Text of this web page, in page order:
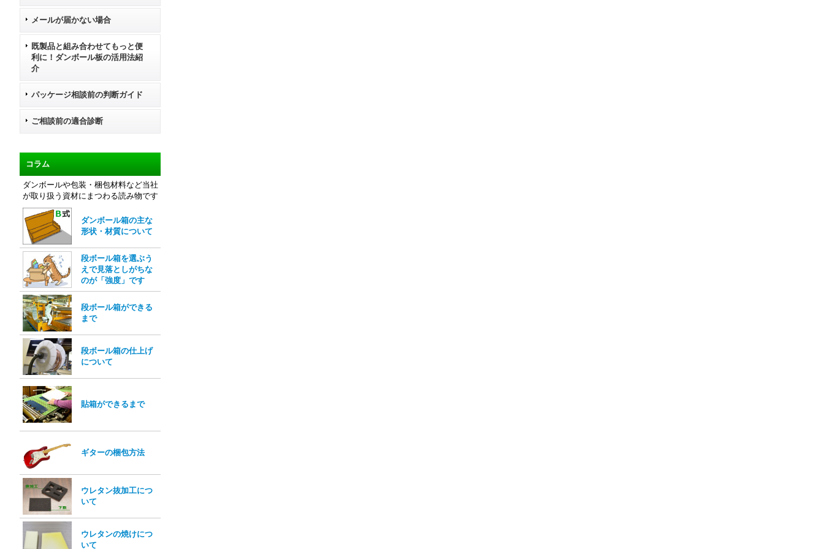
メールが届かない場合
既製品と組み合わせてもっと便
利に！ダンボール板の活用法紹
介
パッケージ相談前の判断ガイド
ご相談前の適合診断
コラム
ダンボールや包装・梱包材料など当社
が取り扱う資材にまつわる読み物です
ダンボール箱の主な
形状・材質について
段ボール箱を選ぶう
えで見落としがちな
のが「強度」です
段ボール箱ができる
まで
段ボール箱の仕上げ
について
貼箱ができるまで
ギターの梱包方法
ウレタン抜加工につ
いて
ウレタンの焼けにつ
いて